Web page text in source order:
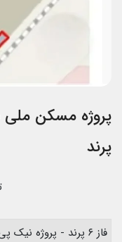
پرند
فاز ۶ پرند - پروژه نیک پی سرای ایرانیان - محله سینا - ۱۲۶ واحدی